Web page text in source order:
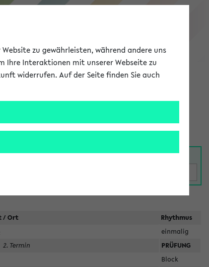
eKVV
/ Ort
Rhythmus
einmalig
2. Termin
PRÜFUNG
Block
zu gewährleisten, während andere uns
Ihre Interaktionen mit unserer Webseite zu
widerrufen. Auf der Seite finden Sie auch